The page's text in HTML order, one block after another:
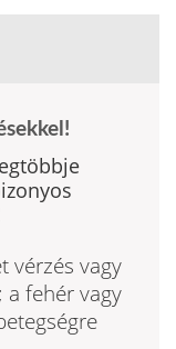
vérzés vagy
a fehér vagy